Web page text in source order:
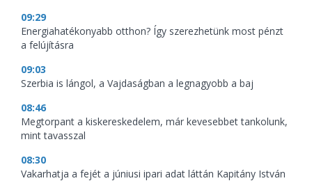
09:29
Energiahatékonyabb otthon? Így szerezhetünk most pénzt
a felújításra
09:03
Szerbia is lángol, a Vajdaságban a legnagyobb a baj
08:46
Megtorpant a kiskereskedelem, már kevesebbet tankolunk,
mint tavasszal
08:30
Vakarhatja a fejét a júniusi ipari adat láttán Kapitány István